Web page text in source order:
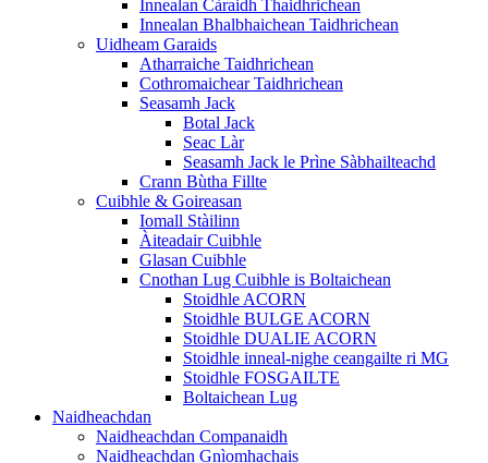
Innealan Càraidh Thaidhrichean
Innealan Bhalbhaichean Taidhrichean
Uidheam Garaids
Atharraiche Taidhrichean
Cothromaichear Taidhrichean
Seasamh Jack
Botal Jack
Seac Làr
Seasamh Jack le Prìne Sàbhailteachd
Crann Bùtha Fillte
Cuibhle & Goireasan
Iomall Stàilinn
Àiteadair Cuibhle
Glasan Cuibhle
Cnothan Lug Cuibhle is Boltaichean
Stoidhle ACORN
Stoidhle BULGE ACORN
Stoidhle DUALIE ACORN
Stoidhle inneal-nighe ceangailte ri MG
Stoidhle FOSGAILTE
Boltaichean Lug
Naidheachdan
Naidheachdan Companaidh
Naidheachdan Gnìomhachais